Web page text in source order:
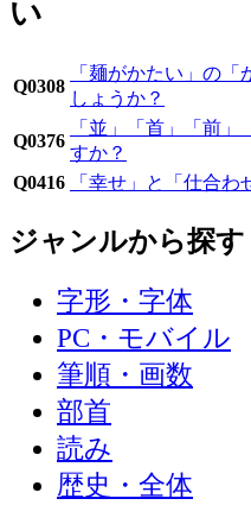
Q0308
「麺がかたい」の
しょうか？
Q0376
「並」「首」「前
すか？
Q0416
「幸せ」と「仕合わ
ジャンルから探す
字形・字体
PC・モバイル
筆順・画数
部首
読み
歴史・全体